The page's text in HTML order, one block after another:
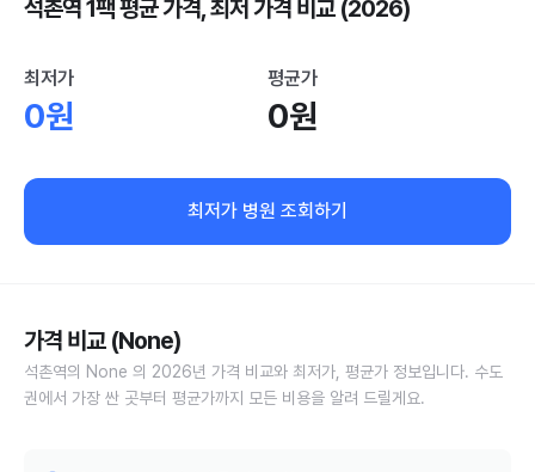
석촌역 1팩 평균 가격, 최저 가격 비교 (2026)
최저가
0원
평균가
0원
최저가 병원 조회하기
가격 비교 (None)
석촌역의 None 의 2026년 가격 비교와 최저가, 평균가 정보입니다. 수도
권에서 가장 싼 곳부터 평균가까지 모든 비용을 알려 드릴게요.